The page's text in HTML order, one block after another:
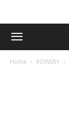
Home ROWERY